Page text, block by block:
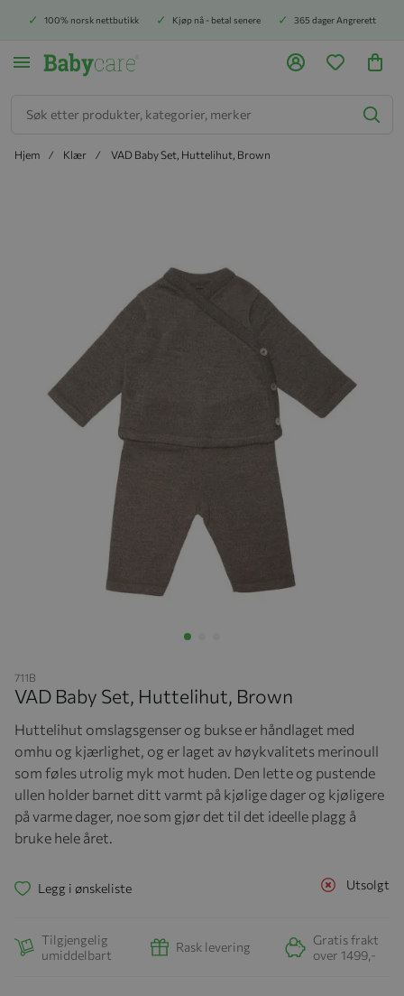
100% norsk nettbutikk Kjøp nå - betal senere 365 dager Angrerett
Hjem Klær VAD Baby Set, Huttelihut, Brown
711B
VAD Baby Set, Huttelihut, Brown
Huttelihut omslagsgenser og bukse er håndlaget med
omhu og kjærlighet, og er laget av høykvalitets merinoull
som føles utrolig myk mot huden. Den lette og pustende
ullen holder barnet ditt varmt på kjølige dager og kjøligere
på varme dager, noe som gjør det til det ideelle plagg å
bruke hele året.
Utsolgt
Legg i ønskeliste
Tilgjengelig
umiddelbart
Rask levering
Gratis frakt
over 1499,-